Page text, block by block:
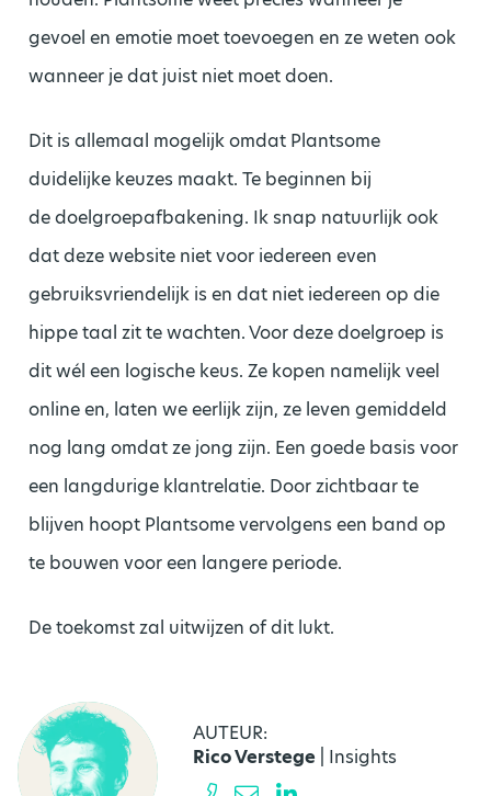
gevoel en emotie moet toevoegen en ze weten ook
wanneer je dat juist niet moet doen.
Dit is allemaal mogelijk omdat Plantsome
duidelijke keuzes maakt. Te beginnen bij
de doelgroepafbakening. Ik snap natuurlijk ook
dat deze website niet voor iedereen even
gebruiksvriendelijk is en dat niet iedereen op die
hippe taal zit te wachten. Voor deze doelgroep is
dit wél een logische keus. Ze kopen namelijk veel
online en, laten we eerlijk zijn, ze leven gemiddeld
nog lang omdat ze jong zijn. Een goede basis voor
een langdurige klantrelatie. Door zichtbaar te
blijven hoopt Plantsome vervolgens een band op
te bouwen voor een langere periode.
De toekomst zal uitwijzen of dit lukt.
AUTEUR:
Rico Verstege | Insights